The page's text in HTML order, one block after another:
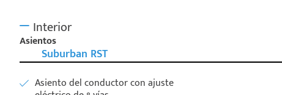
Interior
Asientos
Suburban RST
Asiento del conductor con ajuste